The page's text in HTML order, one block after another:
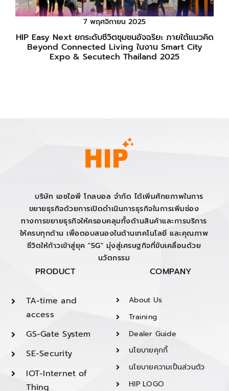
7 พฤศจิกายน 2025
HIP Easy Next ยกระดับชีวิตชุมชนอัจฉริยะ ภายใต้แนวคิด
Beyond Connected Living ในงาน Smart City
Expo & Secutech Thailand 2025
บริษัท เอชไอพี โกลบอล จำกัด ได้เพิ่มศักยภาพในการ
ขยายธุรกิจด้วยการเปิดดำเนินการธุรกิจในการเพิ่มช่อง
ทางการขยายธุรกิจให้ครอบคลุมทั้งด้านสินค้าและการบริการ
ให้ครบทุกด้าน เพื่อตอบสนองในด้านเทคโนโลยี และคุณภาพ
ชีวิตให้ก้าวเข้าสู่ยุค "5G" มุ่งสู่เศรษฐกิจที่ขับเคลื่อนด้วย
นวัตกรรม
PRODUCT
TA-time and
access
GS-Gate System
SE-Security
IOT-Internet of
Thing
COMPANY
About Us
Training
Dealer Guide
นโยบายคุกกี้
นโยบายความเป็นส่วนตัว
HIP LOGO